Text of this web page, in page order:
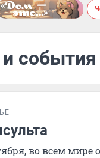
события
во всем мире